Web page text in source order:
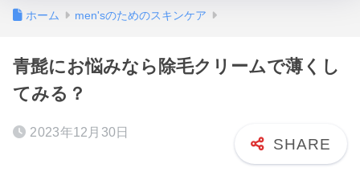
ホーム men'sのためのスキンケア
青髭にお悩みなら除毛クリームで薄くし
てみる？
2023年12月30日